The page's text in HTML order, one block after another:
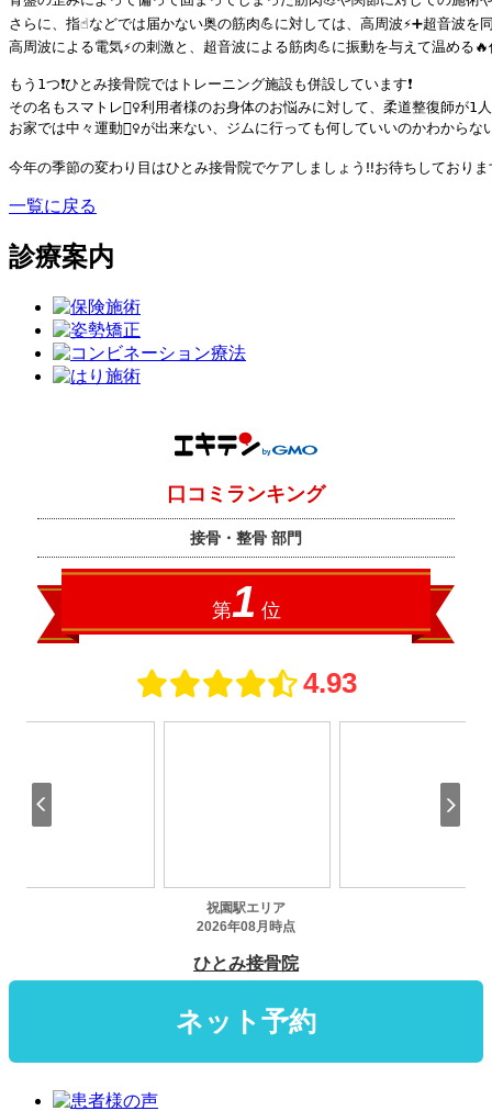
さらに、指☝️などでは届かない奥の筋肉💪に対しては、高周波⚡️➕超音波
高周波による電気⚡️の刺激と、超音波による筋肉💪に振動を与えて温める
もう1つ❗️ひとみ接骨院ではトレーニング施設も併設しています❗️
その名もスマトレ🏃‍♀️利用者様のお身体のお悩みに対して、柔道整復師が
お家では中々運動🏃‍♀️が出来ない、ジムに行っても何していいのかわからな
一覧に戻る
診療案内